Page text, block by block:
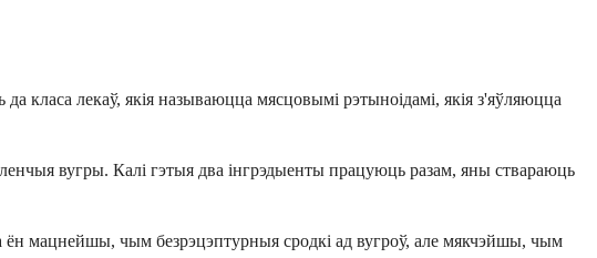
класа лекаў, якія называюцца мясцовымі рэтыноідамі, якія з'яўляюцца
вугры. Калі гэтыя два інгрэдыенты працуюць разам, яны ствараюць
ён мацнейшы, чым безрэцэптурныя сродкі ад вугроў, але мякчэйшы, чым